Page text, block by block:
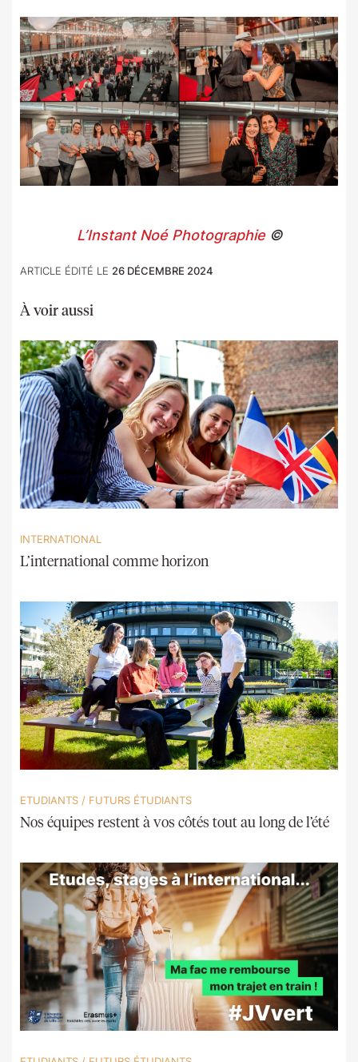
L’Instant Noé Photographie©
ARTICLE ÉDITÉ LE 26 DÉCEMBRE 2024
À voir aussi
INTERNATIONAL
L’international comme horizon
ETUDIANTS / FUTURS ÉTUDIANTS
Nos équipes restent à vos côtés tout au long de l’été